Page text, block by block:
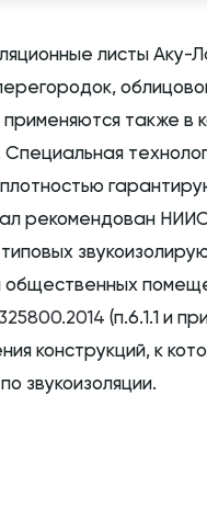
листы Аку-
также в
рекомендован
общественных
(п.6.1.1 и
конструкций, к
звукоизоляции.